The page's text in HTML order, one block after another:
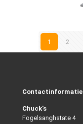
1 2
Contactinformatie
Chuck's
Fogelsanghstate 4